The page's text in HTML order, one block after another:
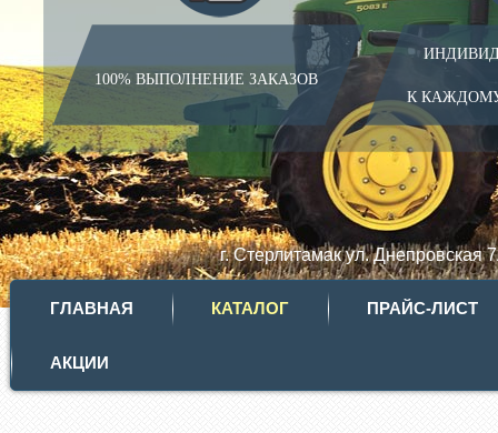
100% ВЫПОЛНЕНИЕ ЗАКАЗОВ
К
г. Стерлитамак ул. Днепровская
ГЛАВНАЯ КАТАЛОГ ПРАЙС-ЛИСТ
АКЦИИ